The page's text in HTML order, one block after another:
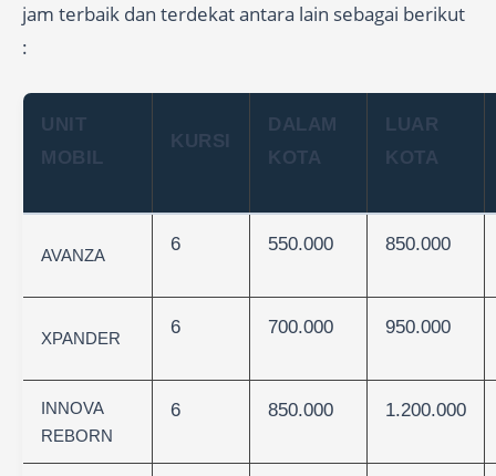
jam terbaik dan terdekat antara lain sebagai berikut
:
UNIT
MOBIL
KURSI
DALAM
KOTA
LUAR
KOTA
AVANZA
6 550.000 850.000
XPANDER
6 700.000 950.000
INNOVA
REBORN
6 850.000 1.200.000